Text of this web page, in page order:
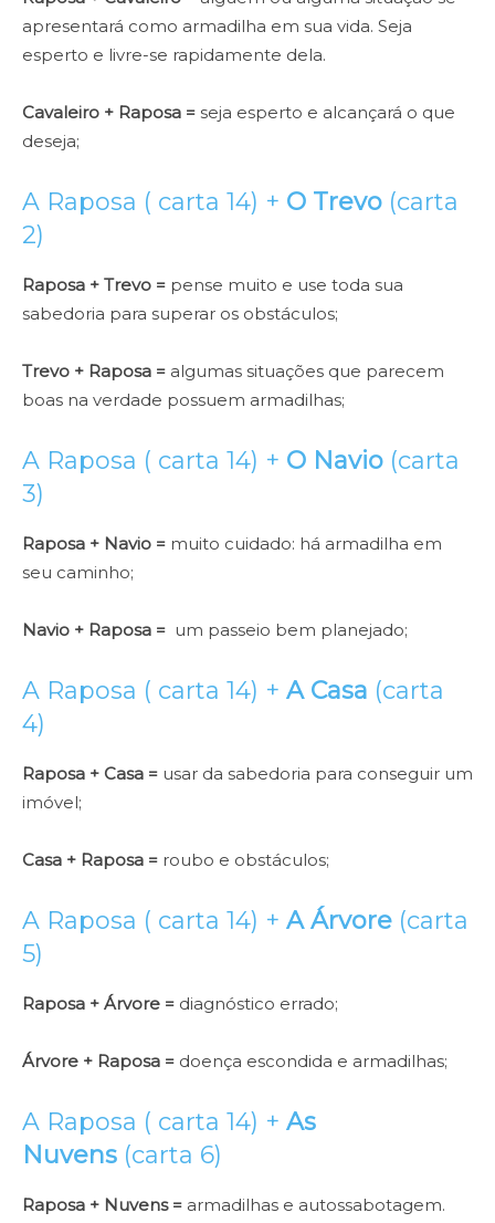
apresentará como armadilha em sua vida. Seja
esperto e livre-se rapidamente dela.
Cavaleiro + Raposa = seja esperto e alcançará o que
deseja;
A Raposa ( carta 14) + O Trevo (carta
2)
Raposa + Trevo = pense muito e use toda sua
sabedoria para superar os obstáculos;
Trevo + Raposa = algumas situações que parecem
boas na verdade possuem armadilhas;
A Raposa ( carta 14) + O Navio (carta
3)
Raposa + Navio = muito cuidado: há armadilha em
seu caminho;
Navio + Raposa = um passeio bem planejado;
A Raposa ( carta 14) + A Casa (carta
4)
Raposa + Casa = usar da sabedoria para conseguir um
imóvel;
Casa + Raposa = roubo e obstáculos;
A Raposa ( carta 14) + A Árvore (carta
5)
Raposa + Árvore = diagnóstico errado;
Árvore + Raposa = doença escondida e armadilhas;
A Raposa ( carta 14) + As
Nuvens (carta 6)
Raposa + Nuvens = armadilhas e autossabotagem.